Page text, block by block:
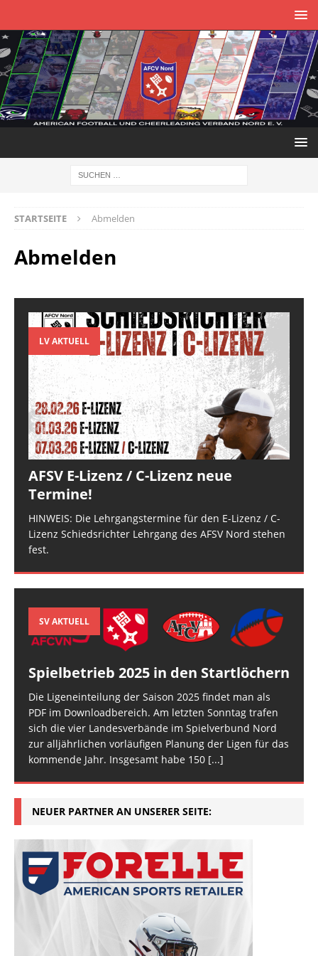
STARTSEITE Abmelden
Abmelden
LV AKTUELL
AFSV E-Lizenz / C-Lizenz neue
Termine!
HINWEIS: Die Lehrgangstermine für den E-Lizenz / C-
Lizenz Schiedsrichter Lehrgang des AFSV Nord stehen
fest.
SV AKTUELL
Spielbetrieb 2025 in den Startlöchern
Die Ligeneinteilung der Saison 2025 findet man als
PDF im Downloadbereich. Am letzten Sonntag trafen
sich die vier Landesverbände im Spielverbund Nord
zur alljährlichen vorläufigen Planung der Ligen für das
kommende Jahr. Insgesamt habe 150 [...]
NEUER PARTNER AN UNSERER SEITE: